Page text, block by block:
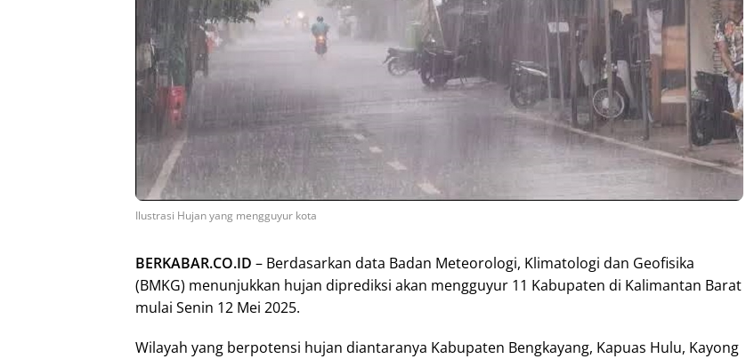
Ilustrasi Hujan yang mengguyur kota
BERKABAR.CO.ID – Berdasarkan data Badan Meteorologi, Klimatologi dan Geofisika
(BMKG) menunjukkan hujan diprediksi akan mengguyur 11 Kabupaten di Kalimantan Barat
mulai Senin 12 Mei 2025.
Wilayah yang berpotensi hujan diantaranya Kabupaten Bengkayang, Kapuas Hulu, Kayong